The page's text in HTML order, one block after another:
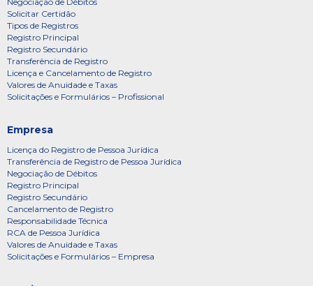
Solicitar Certidão
Tipos de Registros
Registro Principal
Registro Secundário
Transferência de Registro
Licença e Cancelamento de Registro
Valores de Anuidade e Taxas
Solicitações e Formulários – Profissional
Empresa
Licença do Registro de Pessoa Jurídica
Transferência de Registro de Pessoa Jurídica
Negociação de Débitos
Registro Principal
Registro Secundário
Cancelamento de Registro
Responsabilidade Técnica
RCA de Pessoa Jurídica
Valores de Anuidade e Taxas
Solicitações e Formulários – Empresa